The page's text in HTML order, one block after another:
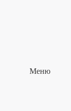
Меню